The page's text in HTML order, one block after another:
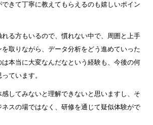
きて丁寧に教えてもらえるのも嬉しいポイン
る方もいるので、慣れない中で、周囲と上手
を取りながら、データ分析をどう進めていった
は本当に大変なんだなという経験も、今後の何
ています。
してみないと理解できないと思いますし、そ
スの場ではなく、研修を通じて疑似体験がで